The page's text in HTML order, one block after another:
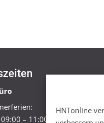
HNTonline
– 11:00 Uhr